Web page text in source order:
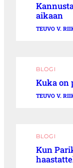
aikaan
TEUVO V.
BLOGI
Kuka on
TEUVO V.
BLOGI
Kun